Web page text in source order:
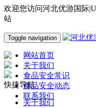
欢迎您访问河北优游国际
站
Toggle navigation
网站首页
关于我们
食品安全常识
食品安全动态
联系我们
快捷导航
关于我们